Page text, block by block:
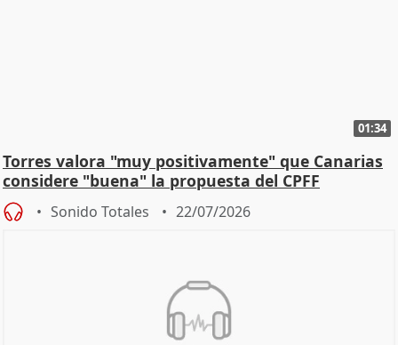
01:34
Torres valora "muy positivamente" que Canarias
considere "buena" la propuesta del CPFF
Sonido Totales 22/07/2026